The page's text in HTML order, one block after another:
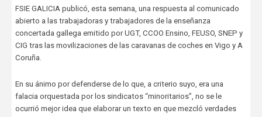
FSIE GALICIA publicó, esta semana, una respuesta al comunicado
abierto a las trabajadoras y trabajadores de la enseñanza
concertada gallega emitido por UGT, CCOO Ensino, FEUSO, SNEP y
CIG tras las movilizaciones de las caravanas de coches en Vigo y A
Coruña.
En su ánimo por defenderse de lo que, a criterio suyo, era una
falacia orquestada por los sindicatos “minoritarios”, no se le
ocurrió mejor idea que elaborar un texto en que mezcló verdades